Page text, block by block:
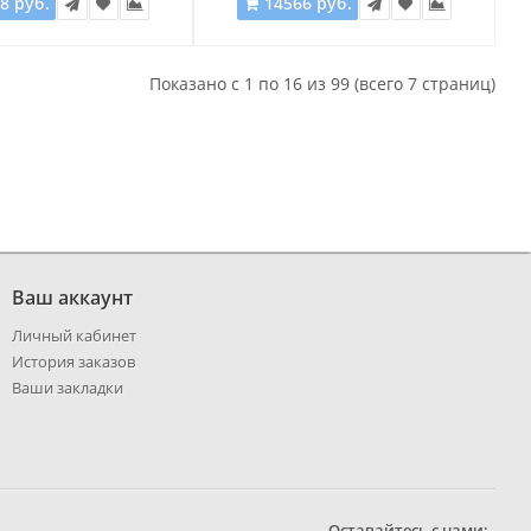
Показано с 1 по 16 из 99 (всего 7 страниц)
Ваш аккаунт
Личный кабинет
История заказов
Ваши закладки